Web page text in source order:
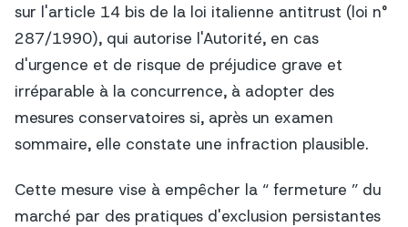
sur l'article 14 bis de la loi italienne antitrust (loi n°
287/1990), qui autorise l'Autorité, en cas
d'urgence et de risque de préjudice grave et
irréparable à la concurrence, à adopter des
mesures conservatoires si, après un examen
sommaire, elle constate une infraction plausible.
Cette mesure vise à empêcher la “ fermeture ” du
marché par des pratiques d'exclusion persistantes